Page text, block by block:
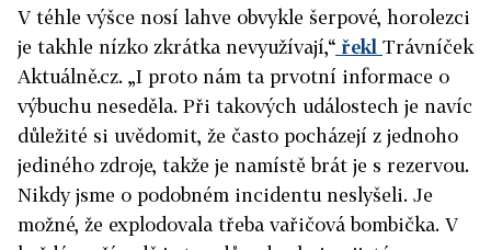
V téhle výšce nosí lahve obvykle šerpové, horolezci
je takhle nízko zkrátka nevyužívají,“ řekl Trávníček
Aktuálně.cz. „I proto nám ta prvotní informace o
výbuchu neseděla. Při takových událostech je navíc
důležité si uvědomit, že často pocházejí z jednoho
jediného zdroje, takže je namístě brát je s rezervou.
Nikdy jsme o podobném incidentu neslyšeli. Je
možné, že explodovala třeba vařičová bombička. V